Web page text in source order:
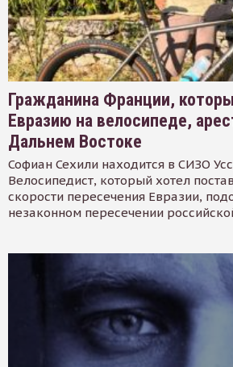
Гражданина Франции,
Евразию на велосипеде,
Дальнем Востоке
Софиан Сехили находится в СИЗО
Велосипедист, который хотел
скорости пересечения Евразии,
незаконном пересечении